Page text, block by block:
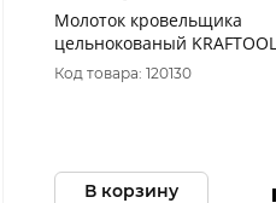
Молоток кровельщика
цельнокованый
600 г (20181)
Код товара: 120130
В корзину